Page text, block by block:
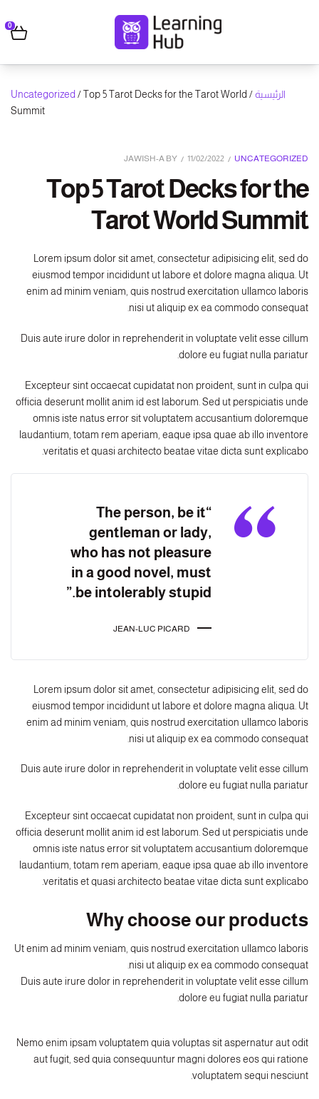
0
الرئيسية/
Uncategorized / Top 5 Tarot Decks for the Tarot World
Summit
UNCATEGORIZED
11/02/2022
BY
JAWISH-A
Top 5 Tarot Decks for the
Tarot World Summit
Lorem ipsum dolor sit amet, consectetur adipisicing elit, sed do
eiusmod tempor incididunt ut labore et dolore magna aliqua. Ut
enim ad minim veniam, quis nostrud exercitation ullamco laboris
nisi ut aliquip ex ea commodo consequat.
Duis aute irure dolor in reprehenderit in voluptate velit esse cillum
dolore eu fugiat nulla pariatur.
Excepteur sint occaecat cupidatat non proident, sunt in culpa qui
officia deserunt mollit anim id est laborum. Sed ut perspiciatis unde
omnis iste natus error sit voluptatem accusantium doloremque
laudantium, totam rem aperiam, eaque ipsa quae ab illo inventore
veritatis et quasi architecto beatae vitae dicta sunt explicabo.
“The person, be it
gentleman or lady,
who has not pleasure
in a good novel, must
be intolerably stupid.”
JEAN-LUC PICARD
Lorem ipsum dolor sit amet, consectetur adipisicing elit, sed do
eiusmod tempor incididunt ut labore et dolore magna aliqua. Ut
enim ad minim veniam, quis nostrud exercitation ullamco laboris
nisi ut aliquip ex ea commodo consequat.
Duis aute irure dolor in reprehenderit in voluptate velit esse cillum
dolore eu fugiat nulla pariatur.
Excepteur sint occaecat cupidatat non proident, sunt in culpa qui
officia deserunt mollit anim id est laborum. Sed ut perspiciatis unde
omnis iste natus error sit voluptatem accusantium doloremque
laudantium, totam rem aperiam, eaque ipsa quae ab illo inventore
veritatis et quasi architecto beatae vitae dicta sunt explicabo.
Why choose our products
Ut enim ad minim veniam, quis nostrud exercitation ullamco laboris
nisi ut aliquip ex ea commodo consequat.
Duis aute irure dolor in reprehenderit in voluptate velit esse cillum
dolore eu fugiat nulla pariatur.
Nemo enim ipsam voluptatem quia voluptas sit aspernatur aut odit
aut fugit, sed quia consequuntur magni dolores eos qui ratione
voluptatem sequi nesciunt.